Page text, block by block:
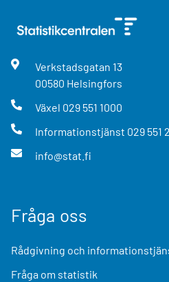
Verkstadsgatan 13
00580 Helsingfors
Växel 029 551 1000
Informationstjänst 029 551
info@stat.fi
Fråga oss
Rådgivning och
Fråga om statistik